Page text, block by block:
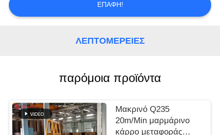
ΕΙΔΉΣΕΙΣ
ΑΠΌΣΠΑΣΜΑ
ΕΠΑΦΉ!
ΛΕΠΤΟΜΈΡΕΙΕΣ
παρόμοια προϊόντα
Μακρινό Q235
20m/Min μαρμάρινο
κάρρο μεταφοράς